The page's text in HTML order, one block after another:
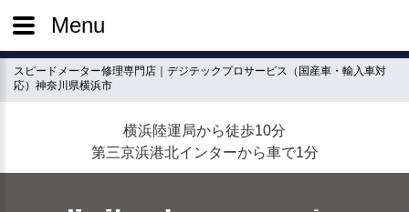
スピードメーター修理専門店｜デジテックプロサービス（国産車・輸入車対
応）神奈川県横浜市
横浜陸運局から徒歩10分
第三京浜港北インターから車で1分
Menu